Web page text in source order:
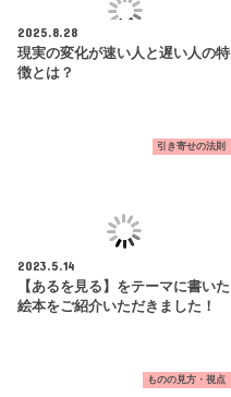
2025.8.28
現実の変化が速い人と遅い人の特
徴とは？
引き寄せの法則
2023.5.14
【あるを見る】をテーマに書いた
絵本をご紹介いただきました！
ものの見方・視点